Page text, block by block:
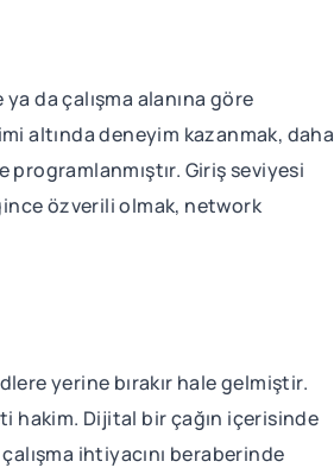
da çalışma alanına göre
altında deneyim kazanmak, daha
Giriş seviyesi
özverili olmak, network
yerine bırakır hale gelmiştir.
hakim. Dijital bir çağın içerisinde
ihtiyacını beraberinde